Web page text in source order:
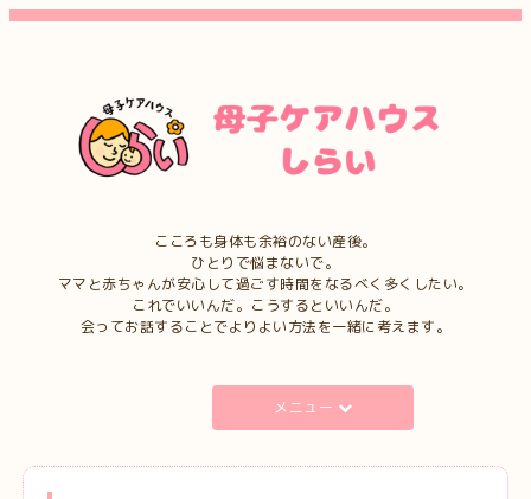
こころも身体も余裕のない産後。
ひとりで悩まないで。
ママと赤ちゃんが安心して過ごす時間をなるべく多くしたい。
これでいいんだ。こうするといいんだ。
会ってお話することでよりよい方法を一緒に考えます。
メニュー